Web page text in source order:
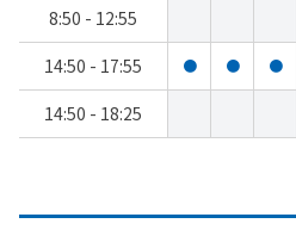
8:50 - 12:55
14:50 - 17:55 ● ● ●
14:50 - 18:25